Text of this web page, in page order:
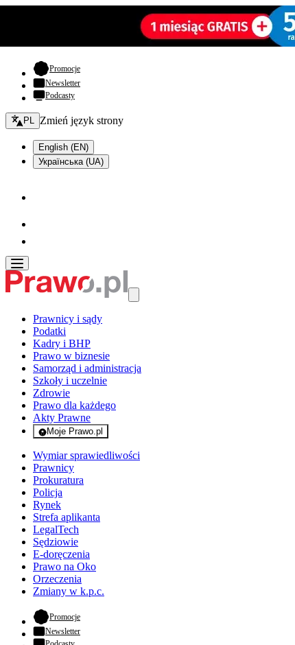
Promocje- otwiera się w nowej karcie
Newsletter
Podcasty
Zmień język - bieżący:
PL Zmień język strony
English (EN)
Українська (UA)
Prawnicy i sądy
Podatki
Kadry i BHP
Prawo w biznesie
Samorząd i administracja
Szkoły i uczelnie
Zdrowie
Prawo dla każdego
Akty Prawne
Moje Prawo.pl
- rejestracja i logowanie do serwisu
Wymiar sprawiedliwości
Prawnicy
Prokuratura
Policja
Rynek
Strefa aplikanta
LegalTech
Sędziowie
E-doręczenia
Prawo na Oko
Orzeczenia
Zmiany w k.p.c.
Promocje- otwiera się w nowej karcie
Newsletter